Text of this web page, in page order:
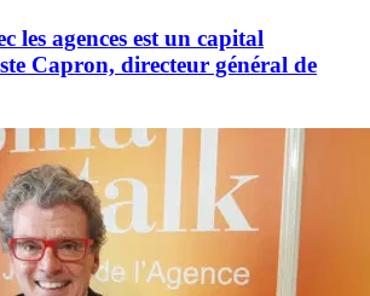
les agences est un capital
Capron, directeur général de